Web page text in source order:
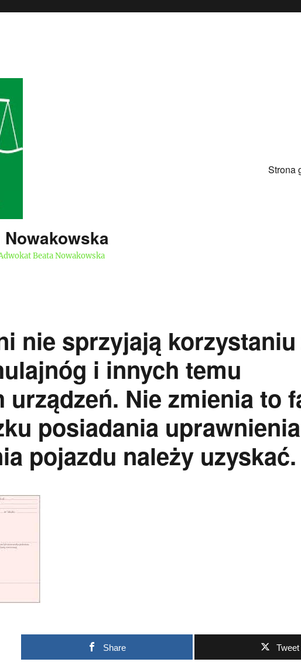
Beata Nowakowska
Strona
nie sprzyjają korzystaniu
i innych temu
urządzeń. Nie zmienia to
posiadania
pojazdu należy uzyskać.
Share Tweet